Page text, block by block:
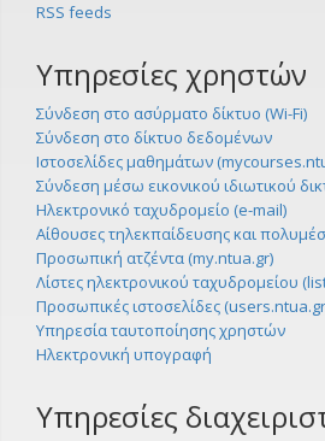
RSS feeds
Υπηρεσίες χρηστών
Σύνδεση στο ασύρματο δίκτυο (Wi-Fi)
Σύνδεση στο δίκτυο δεδομένων
Ιστοσελίδες μαθημάτων
Σύνδεση μέσω εικονικού ιδιωτικού
Ηλεκτρονικό ταχυδρομείο (e-mail)
Αίθουσες τηλεκπαίδευσης και
Προσωπική ατζέντα (my.ntua.gr)
Λίστες ηλεκτρονικού ταχυδρομείου
Προσωπικές ιστοσελίδες
Υπηρεσία ταυτοποίησης χρηστών
Ηλεκτρονική υπογραφή
Υπηρεσίες